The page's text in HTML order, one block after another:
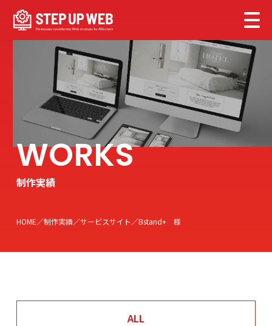
制作実績
HOME 制作実績 サービスサイト Bstand+ 様
ALL